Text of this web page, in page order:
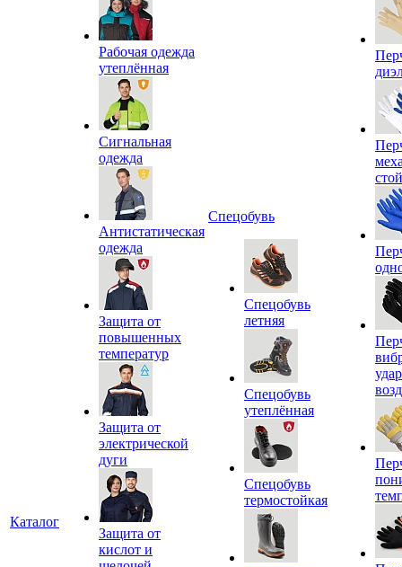
Каталог
Рабочая одежда
утеплённая
Сигнальная
одежда
Антистатическая
одежда
Защита от
повышенных
температур
Защита от
электрической
дуги
Защита от
кислот и
Спецобувь
Спецобувь
летняя
Спецобувь
утеплённая
Спецобувь
термостойкая